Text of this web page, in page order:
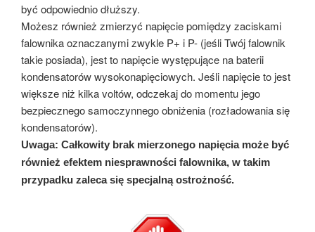
być odpowiednio dłuższy.
Możesz również zmierzyć napięcie pomiędzy zaciskami
falownika oznaczanymi zwykle P+ i P- (jeśli Twój falownik
takie posiada), jest to napięcie występujące na baterii
kondensatorów wysokonapięciowych. Jeśli napięcie to jest
większe niż kilka voltów, odczekaj do momentu jego
bezpiecznego samoczynnego obniżenia (rozładowania się
kondensatorów).
Uwaga: Całkowity brak mierzonego napięcia może być
również efektem niesprawności falownika, w takim
przypadku zaleca się specjalną ostrożność.